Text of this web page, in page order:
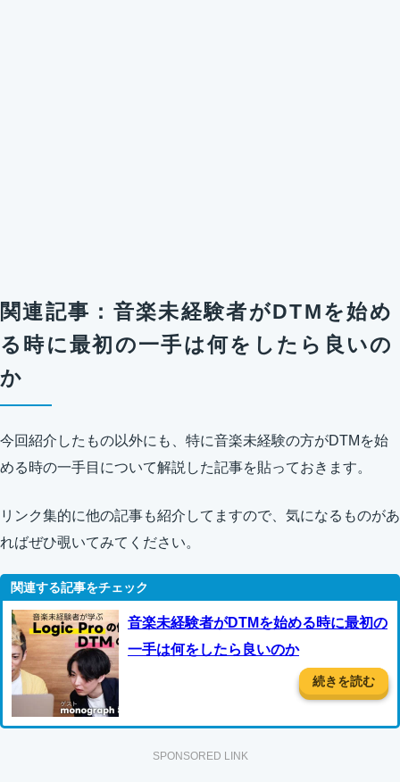
関連記事：音楽未経験者がDTMを始め
る時に最初の一手は何をしたら良いの
か
今回紹介したもの以外にも、特に音楽未経験の方がDTMを始
める時の一手目について解説した記事を貼っておきます。
リンク集的に他の記事も紹介してますので、気になるものがあ
ればぜひ覗いてみてください。
音楽未経験者がDTMを始める時に最初の
一手は何をしたら良いのか
続きを読む
SPONSORED LINK